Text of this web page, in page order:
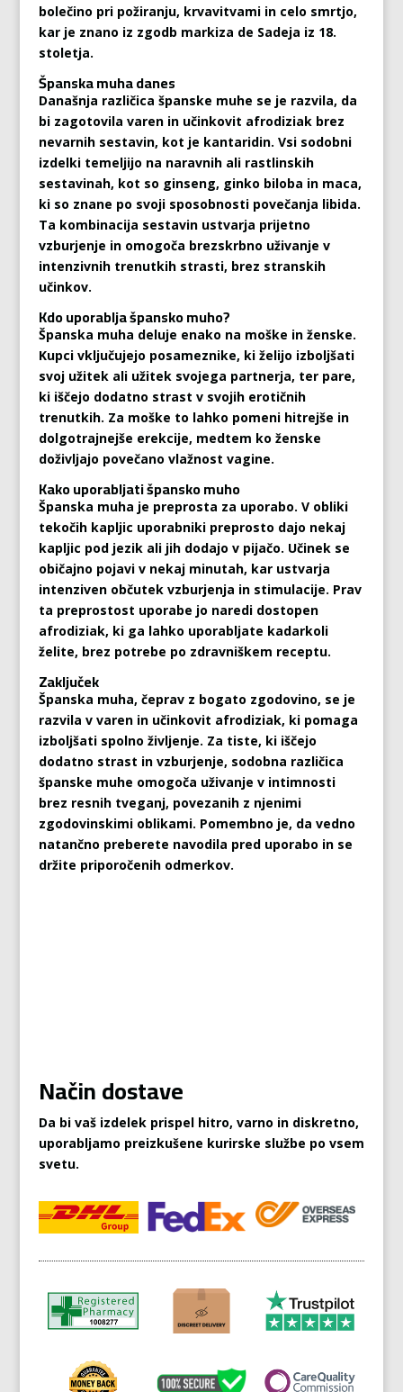
bolečino pri požiranju, krvavitvami in celo smrtjo,
kar je znano iz zgodb markiza de Sadeja iz 18.
stoletja.
Španska muha danes
Današnja različica španske muhe se je razvila, da
bi zagotovila varen in učinkovit afrodiziak brez
nevarnih sestavin, kot je kantaridin. Vsi sodobni
izdelki temeljijo na naravnih ali rastlinskih
sestavinah, kot so ginseng, ginko biloba in maca,
ki so znane po svoji sposobnosti povečanja libida.
Ta kombinacija sestavin ustvarja prijetno
vzburjenje in omogoča brezskrbno uživanje v
intenzivnih trenutkih strasti, brez stranskih
učinkov.
Kdo uporablja špansko muho?
Španska muha deluje enako na moške in ženske.
Kupci vključujejo posameznike, ki želijo izboljšati
svoj užitek ali užitek svojega partnerja, ter pare,
ki iščejo dodatno strast v svojih erotičnih
trenutkih. Za moške to lahko pomeni hitrejše in
dolgotrajnejše erekcije, medtem ko ženske
doživljajo povečano vlažnost vagine.
Kako uporabljati špansko muho
Španska muha je preprosta za uporabo. V obliki
tekočih kapljic uporabniki preprosto dajo nekaj
kapljic pod jezik ali jih dodajo v pijačo. Učinek se
običajno pojavi v nekaj minutah, kar ustvarja
intenziven občutek vzburjenja in stimulacije. Prav
ta preprostost uporabe jo naredi dostopen
afrodiziak, ki ga lahko uporabljate kadarkoli
želite, brez potrebe po zdravniškem receptu.
Zaključek
Španska muha, čeprav z bogato zgodovino, se je
razvila v varen in učinkovit afrodiziak, ki pomaga
izboljšati spolno življenje. Za tiste, ki iščejo
dodatno strast in vzburjenje, sodobna različica
španske muhe omogoča uživanje v intimnosti
brez resnih tveganj, povezanih z njenimi
zgodovinskimi oblikami. Pomembno je, da vedno
natančno preberete navodila pred uporabo in se
držite priporočenih odmerkov.
Način dostave
Da bi vaš izdelek prispel hitro, varno in diskretno,
uporabljamo preizkušene kurirske službe po vsem
svetu.